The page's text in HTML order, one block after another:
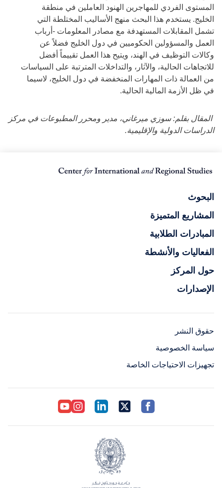
المستوى الفردي للمهاجرين الهنود العاملين في منطقة
الخليج. يستخدم هذا البحث منهج الأساليب المختلطة التي
تشمل المقابلات المستهدفة مع مصادر المعلومات -أرباب
العمل والمسؤولين الحكوميين في دول الخليج فضلاً عن
وكالات التوظيف في الهند، ويتيح هذا العمل تقييماً أفضل
للاتجاهات الحالية، والآثار، والتداخلات المترتبة على السياسات
من العمالة ذات المهارات المنخفضة في دول الخليج، لاسيما
في ظل الأزمة المالية الحالية.
المقال بقلم: سوزي ميرغاني، مدير ومحرر المطبوعات في مركز
الدراسات الدولية والإقليمية.
البحوث
المشاريع المتميزة
المبادرات الطلابية
الفعاليات والأنشطة
حول المركز
الإصدارات
حقوق النشر
سياسة الخصوصية
تجهيزات الاحتياجات الخاصة